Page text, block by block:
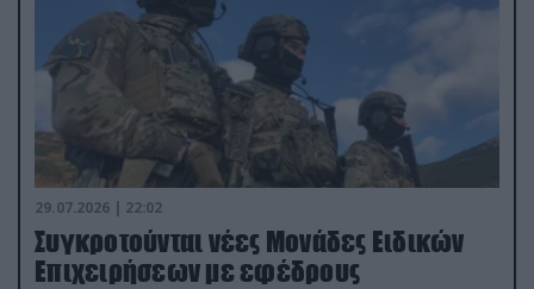
29.07.2026 | 22:02
Συγκροτούνται νέες Μονάδες Ειδικών
Επιχειρήσεων με εφέδρους